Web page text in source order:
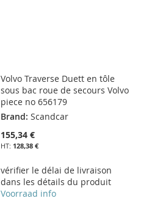
Volvo Traverse Duett en tôle
sous bac roue de secours Volvo
piece no 656179
Brand: Scandcar
155,34 €
128,38 €
vérifier le délai de livraison
dans les détails du produit
Voorraad info